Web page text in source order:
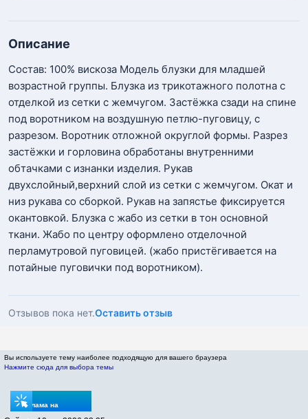
Описание
Состав: 100% вискоза Модель блузки для младшей
возрастной группы. Блузка из трикотажного полотна с
отделкой из сетки с жемчугом. Застёжка сзади на спине
под воротником на воздушную петлю-пуговицу, с
разрезом. Воротник отложной округлой формы. Разрез
застёжки и горловина обработаны внутренними
обтачками с изнанки изделия. Рукав
двухслойный,верхний слой из сетки с жемчугом. Окат и
низ рукава со сборкой. Рукав на запястье фиксируется
окантовкой. Блузка с жабо из сетки в тон основной
ткани. Жабо по центру оформлено отделочной
перламутровой пуговицей. (жабо пристёгивается на
потайные пуговички под воротником).
Отзывов пока нет.Оставить отзыв
Вы используете тему наиболее подходящую для вашего браузера
Нажмите сюда для выбора темы
Реклама на